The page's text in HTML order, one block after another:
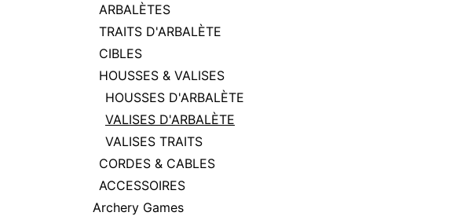
ARBALÈTES
TRAITS D'ARBALÈTE
CIBLES
HOUSSES & VALISES
HOUSSES D'ARBALÈTE
VALISES D'ARBALÈTE
VALISES TRAITS
CORDES & CABLES
ACCESSOIRES
Archery Games